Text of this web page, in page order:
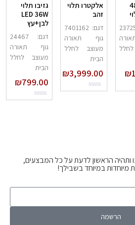
23725
₪
אלקטרו תלוי
זהב
דגם: 7401162
גוף תאורה
מעוצב לחלל
הבית
₪3,999.00
גזיבו תלוי
LED 36W
לבן+עץ
דגם: 24467
גוף תאורה
מעוצב לחלל
הבית
₪799.00
ותהיה הראשון לדעת על כל המבצעים,
מיוחדות במיוחד בשבילך!
הרשמה